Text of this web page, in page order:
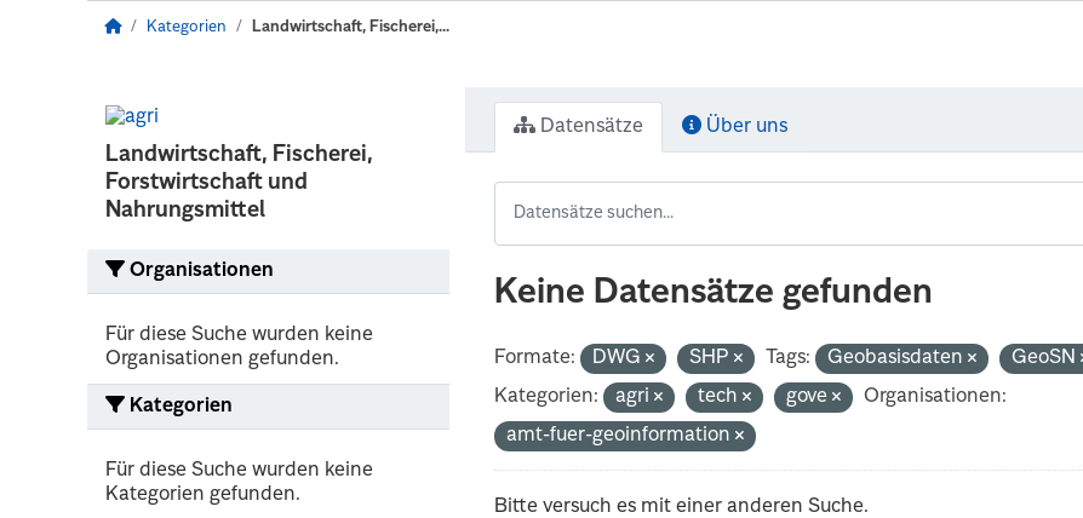
Kategorien Landwirtschaft, Fischerei,...
Landwirtschaft, Fischerei,
Forstwirtschaft und
Nahrungsmittel
Organisationen
Für diese Suche wurden keine
Organisationen gefunden.
Kategorien
Für diese Suche wurden keine
Kategorien gefunden.
Datensätze Über uns
Keine Datensätze gefunden
Formate: DWG SHP Tags: Geobasisdaten
GeoSN
Kategorien:
agri tech gove
Organisationen:
amt-fuer-geoinformation
Bitte versuch es mit einer anderen Suche.